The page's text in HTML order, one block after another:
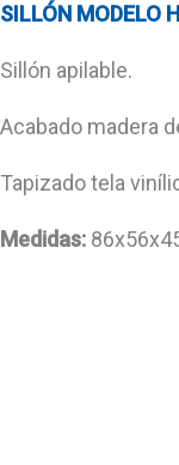
SILLÓN MODELO
Sillón apilable.
Acabado madera
Tapizado tela
Medidas: